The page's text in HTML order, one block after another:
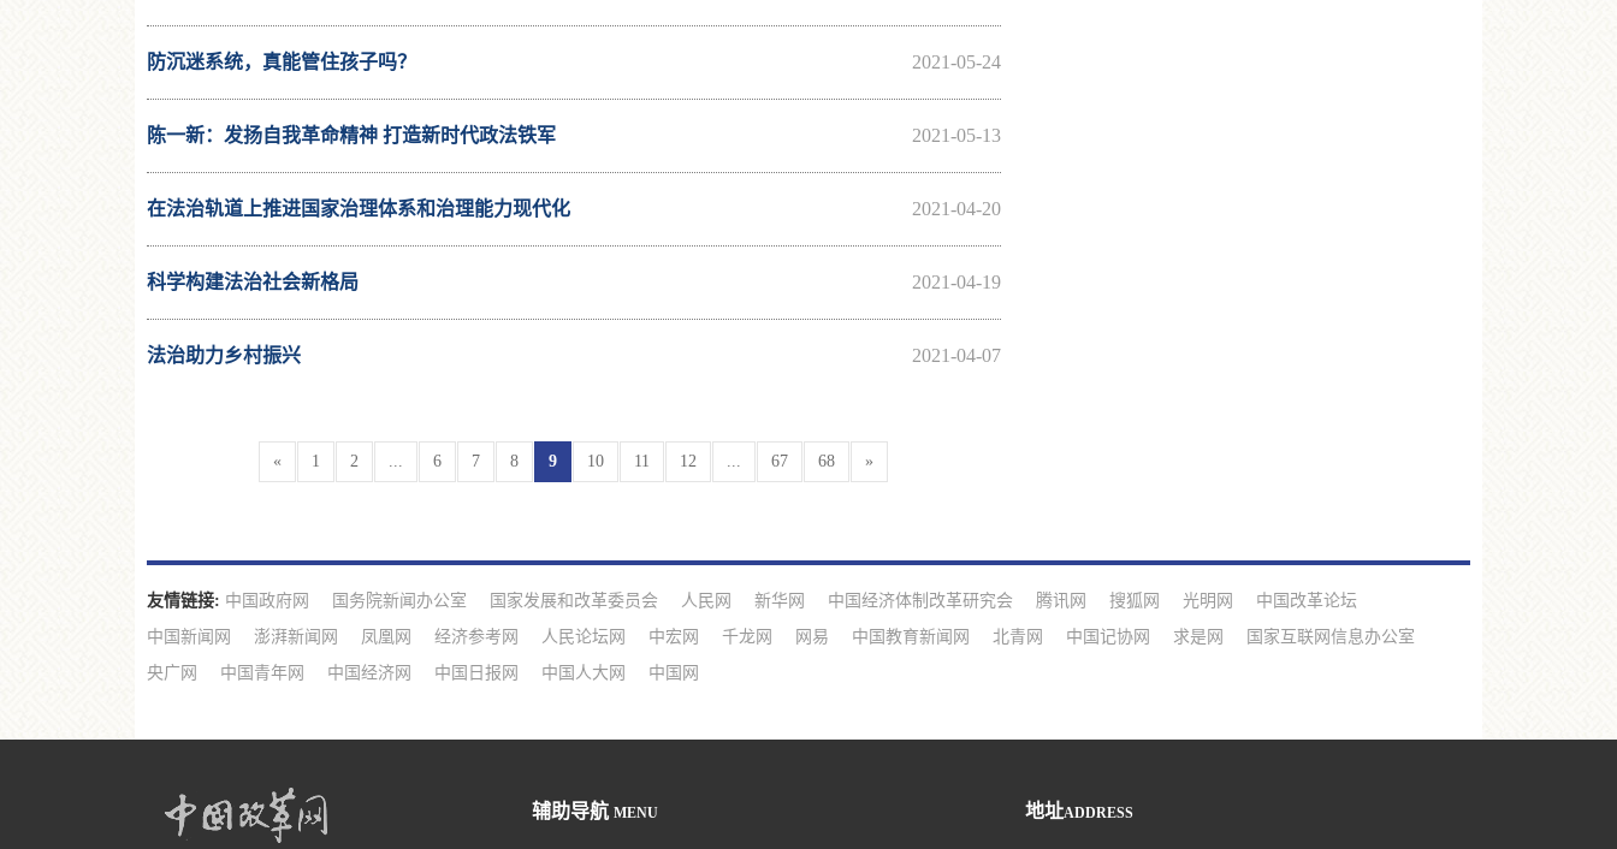
2021-05-24
防沉迷系统，真能管住孩子吗？
2021-05-13
陈一新：发扬自我革命精神 打造新时代政法铁军
2021-04-20
在法治轨道上推进国家治理体系和治理能力现代化
2021-04-19
科学构建法治社会新格局
2021-04-07
法治助力乡村振兴
« 1 2 ... 6 7 8 9 10 11 12 ... 67 68 »
友情链接: 中国政府网 国务院新闻办公室 国家发展和改革委员会 人民网 新华网 中国经济体制改革研究会 腾讯网 搜狐网 光明网
中国改革论坛
中国新闻网
澎湃新闻网 凤凰网 经济参考网 人民论坛网 中宏网 千龙网 网易 中国教育新闻网 北青网 中国记协网 求是网
国家互联网信息办公室
央广网
中国青年网 中国经济网 中国日报网 中国人大网 中国网
辅助导航 MENU 地址ADDRESS